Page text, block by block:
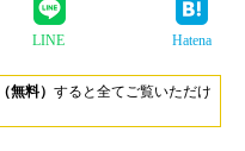
LINE Hatena
無料） すると全てご覧いただけ